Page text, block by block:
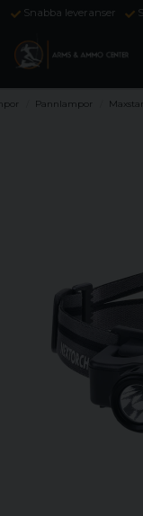
Snabba leveranser
Pannlampor